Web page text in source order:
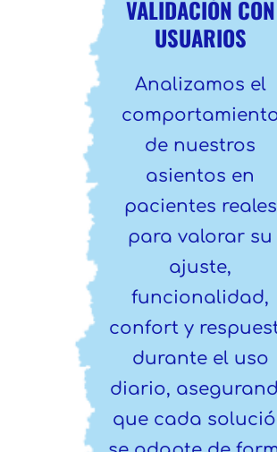
VALIDACIÓN CON
USUARIOS
Analizamos el
de nuestros
asientos en
pacientes reales
para valorar su
ajuste,
funcionalidad,
confort y
durante el uso
diario,
que cada